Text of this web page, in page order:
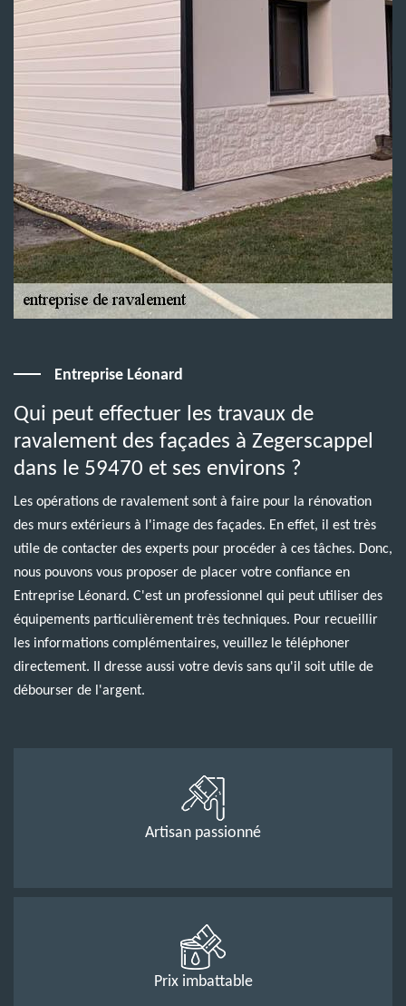
Entreprise Léonard
Qui peut effectuer les travaux de
ravalement des façades à Zegerscappel
dans le 59470 et ses environs ?
Les opérations de ravalement sont à faire pour la rénovation
des murs extérieurs à l'image des façades. En effet, il est très
utile de contacter des experts pour procéder à ces tâches. Donc,
nous pouvons vous proposer de placer votre confiance en
Entreprise Léonard. C'est un professionnel qui peut utiliser des
équipements particulièrement très techniques. Pour recueillir
les informations complémentaires, veuillez le téléphoner
directement. Il dresse aussi votre devis sans qu'il soit utile de
débourser de l'argent.
Artisan passionné
Prix imbattable